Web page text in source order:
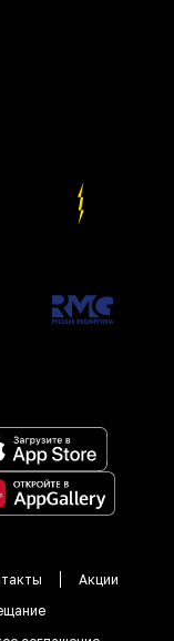
Акции